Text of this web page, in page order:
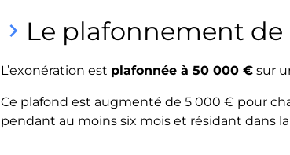
keyboard_arrow_right Le plafonnement de
L’exonération est plafonnée à 50 000 € sur
Ce plafond est augmenté de 5 000 € pour
pendant au moins six mois et résidant dans la